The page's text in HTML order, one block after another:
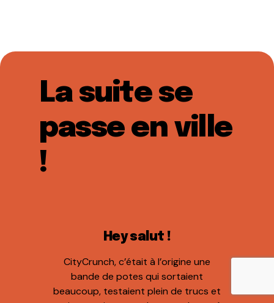
La suite se
passe en ville
!
Hey salut !
CityCrunch, c’était à l’origine une
bande de potes qui sortaient
beaucoup, testaient plein de trucs et